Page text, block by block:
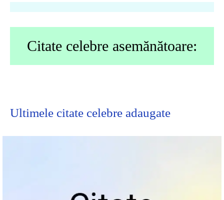
Citate celebre asemănătoare:
Ultimele citate celebre adaugate